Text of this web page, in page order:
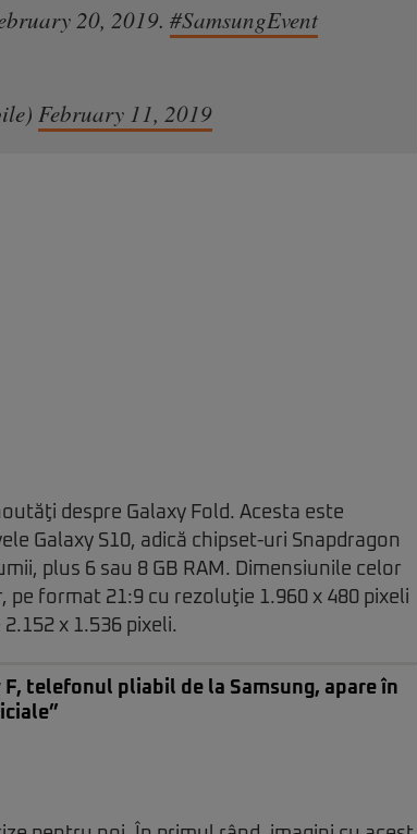
20, 2019. #SamsungEvent
February 11, 2019
despre Galaxy Fold. Acesta este
Galaxy S10, adică chipset-uri Snapdragon
plus 6 sau 8 GB RAM. Dimensiunile celor
pe format 21:9 cu rezoluţie 1.960 x 480 pixeli
x 1.536 pixeli.
F, telefonul pliabil de la Samsung, apare în